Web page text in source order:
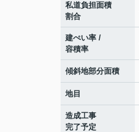
私道負担面積
割合
建ぺい率 /
容積率
傾斜地部分面積
地目
造成工事
完了予定